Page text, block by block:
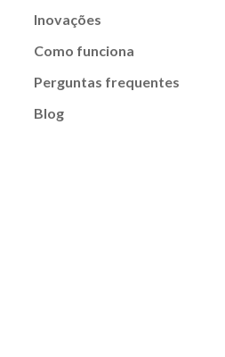
Inovações
Como funciona
Perguntas frequentes
Blog